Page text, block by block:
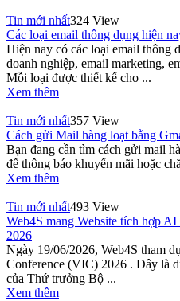
Tin mới nhất324 View
Các loại email thông dụng hiện
Hiện nay có các loại email thông
doanh nghiệp, email marketing,
Mỗi loại được thiết kế cho ...
Xem thêm
Tin mới nhất357 View
Cách gửi Mail hàng loạt bằng
Bạn đang cần tìm cách gửi mail
để thông báo khuyến mãi hoặc
Xem thêm
Tin mới nhất493 View
Web4S mang Website tích hợp
2026
Ngày 19/06/2026, Web4S tham
Conference (VIC) 2026 . Đây là
của Thứ trưởng Bộ ...
Xem thêm